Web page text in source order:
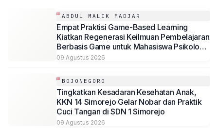
ABDUL MALIK FADJAR
Empat Praktisi Game-Based Learning
Kiatkan Regenerasi Keilmuan Pembelajaran
Berbasis Game untuk Mahasiswa Psikologi
Universitas Muhammadiyah Malang
09 Agustus 2026
BOJONEGORO
Tingkatkan Kesadaran Kesehatan Anak,
KKN 14 Simorejo Gelar Nobar dan Praktik
Cuci Tangan di SDN 1 Simorejo
09 Agustus 2026